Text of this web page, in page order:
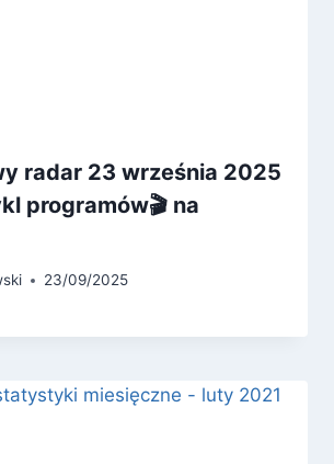
radar 23 września 2025
programów🎬 na
23/09/2025